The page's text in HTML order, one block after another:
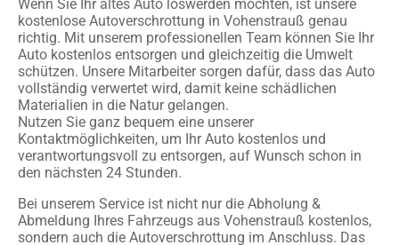
Wenn Sie Ihr altes Auto loswerden möchten, ist unsere
kostenlose Autoverschrottung in Vohenstrauß genau
richtig. Mit unserem professionellen Team können Sie Ihr
Auto kostenlos entsorgen und gleichzeitig die Umwelt
schützen. Unsere Mitarbeiter sorgen dafür, dass das Auto
vollständig verwertet wird, damit keine schädlichen
Materialien in die Natur gelangen.
Nutzen Sie ganz bequem eine unserer
Kontaktmöglichkeiten, um Ihr Auto kostenlos und
verantwortungsvoll zu entsorgen, auf Wunsch schon in
den nächsten 24 Stunden.
Bei unserem Service ist nicht nur die Abholung &
Abmeldung Ihres Fahrzeugs aus Vohenstrauß kostenlos,
sondern auch die Autoverschrottung im Anschluss. Das